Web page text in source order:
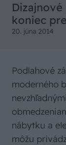
koniec
20. júna 2014
Podlahové
moderného
nábytku a
môžu